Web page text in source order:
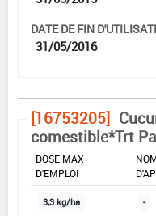
DATE DE FIN
31/05/2016
[16753205]
comestible*Trt
DOSE MAX
D'EMPLOI
3,3 kg/ha -